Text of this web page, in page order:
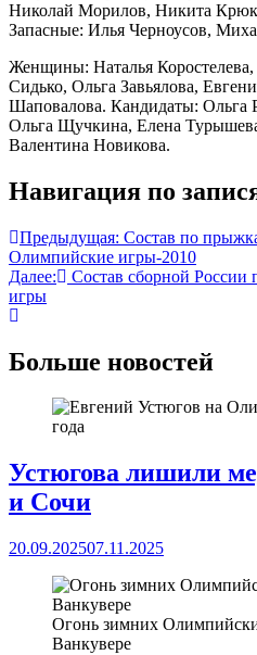
Николай Морилов, Никита
Запасные: Илья Черноусов,
Женщины: Наталья
Сидько, Ольга Завьялова,
Шаповалова. Кандидаты: Ольга
Ольга Щучкина, Елена
Валентина Новикова.
Навигация по
Предыдущая: Состав по
Олимпийские игры-2010
Далее:
Состав сборной
игры
Больше новостей
Устюгова лишили
и Сочи
20.09.202507.11.2025
Огонь зимних
Ванкувере